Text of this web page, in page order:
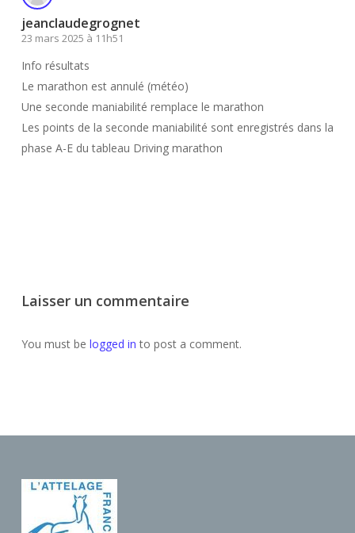
jeanclaudegrognet
23 mars 2025 à 11h51
Info résultats
Le marathon est annulé (météo)
Une seconde maniabilité remplace le marathon
Les points de la seconde maniabilité sont enregistrés dans la
phase A-E du tableau Driving marathon
Laisser un commentaire
You must be logged in to post a comment.